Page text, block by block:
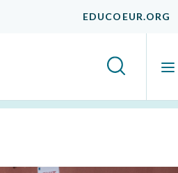
EDUCOEUR.ORG